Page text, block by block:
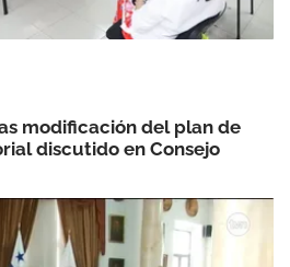
modificación del plan de
discutido en Consejo